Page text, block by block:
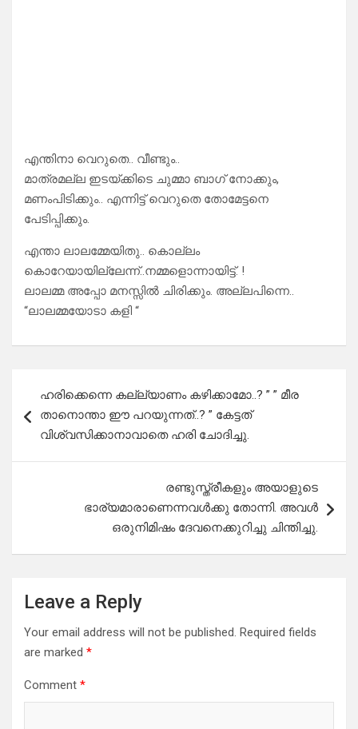
എന്തിനാ വെറുതെ.. വീണ്ടും..
മാത്രമല്ല ഇടയ്ക്കിടെ ചുമ്മാ ബാഗ് നോക്കും,
മണംപിടിക്കും.. എന്നിട്ട് വെറുതെ തോമേട്ടനെ
പേടിപ്പിക്കും.
എന്താ ലാലമ്മേയിതു.. കൊല്ലം
കൊറേയായില്ലേന്ന്..നമ്മളൊന്നായിട്ട്. !
ലാലമ്മ അപ്പോ മനസ്സിൽ ചിരിക്കും. അല്ലപിന്നെ..
“ലാലമ്മയോടാ കളി “
navigation
ഹരിക്കെന്നെ കല്ല്യാണം കഴിക്കാമോ..? ” ” മീര
താനൊന്താ ഈ പറയുന്നത്..? ” കേട്ടത്‌
വിശ്വസിക്കാനാവാതെ ഹരി ചോദിച്ചു.
രണ്ടുസ്ത്രീകളും അയാളുടെ
ഭാര്യമാരാണെന്നവൾക്കു തോന്നി. അവൾ
ഒരുനിമിഷം ദേവനെക്കുറിച്ചു ചിന്തിച്ചു.
Leave a Reply
Your email address will not be published. Required fields
are marked *
Comment *